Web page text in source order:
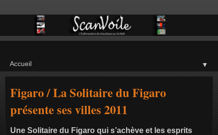
▼
Figaro / La Solitaire du Figaro
présente ses villes 2011
Une Solitaire du Figaro qui s’achève et les esprits